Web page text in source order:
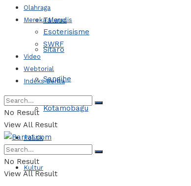
Talaud
Sitaro
Sangihe
Kotamobagu
Politik
Kultur
Olahraga
Mereka Menulis
Esoterisisme
SWRF
Video
Webtorial
Indeks Berita
No Result
View All Result
No Result
View All Result